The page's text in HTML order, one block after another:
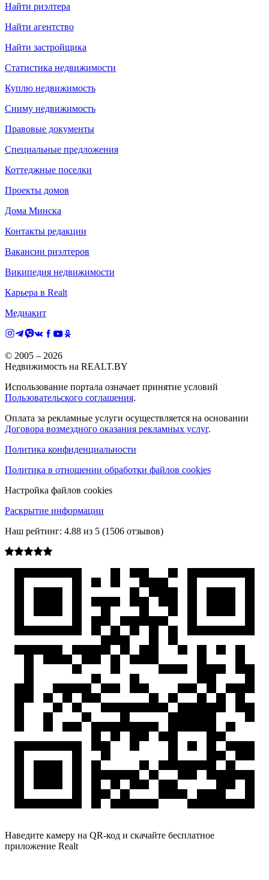
Найти риэлтера
Найти агентство
Найти застройщика
Статистика недвижимости
Куплю недвижимость
Сниму недвижимость
Правовые документы
Специальные предложения
Коттеджные поселки
Проекты домов
Дома Минска
Контакты редакции
Вакансии риэлтеров
Википедия недвижимости
Карьера в Realt
Медиакит
© 2005 – 2026
Недвижимость на REALT.BY
Использование портала означает принятие условий
Пользовательского соглашения.
Оплата за рекламные услуги осуществляется на основании
Договора возмездного оказания рекламных услуг.
Политика конфиденциальности
Политика в отношении обработки файлов cookies
Настройка файлов cookies
Раскрытие информации
Наш рейтинг: 4.88 из 5 (1506 отзывов)
Наведите камеру на QR-код и скачайте бесплатное
приложение Realt